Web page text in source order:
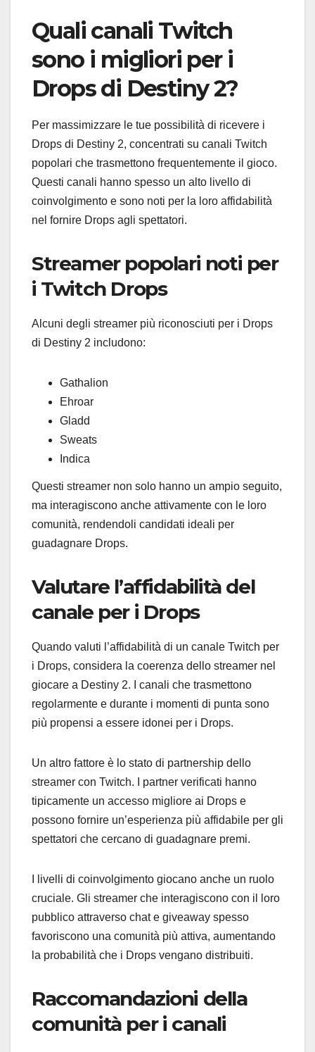
Quali canali Twitch
sono i migliori per i
Drops di Destiny 2?
Per massimizzare le tue possibilità di ricevere i
Drops di Destiny 2, concentrati su canali Twitch
popolari che trasmettono frequentemente il gioco.
Questi canali hanno spesso un alto livello di
coinvolgimento e sono noti per la loro affidabilità
nel fornire Drops agli spettatori.
Streamer popolari noti per
i Twitch Drops
Alcuni degli streamer più riconosciuti per i Drops
di Destiny 2 includono:
Gathalion
Ehroar
Gladd
Sweats
Indica
Questi streamer non solo hanno un ampio seguito,
ma interagiscono anche attivamente con le loro
comunità, rendendoli candidati ideali per
guadagnare Drops.
Valutare l’affidabilità del
canale per i Drops
Quando valuti l’affidabilità di un canale Twitch per
i Drops, considera la coerenza dello streamer nel
giocare a Destiny 2. I canali che trasmettono
regolarmente e durante i momenti di punta sono
più propensi a essere idonei per i Drops.
Un altro fattore è lo stato di partnership dello
streamer con Twitch. I partner verificati hanno
tipicamente un accesso migliore ai Drops e
possono fornire un’esperienza più affidabile per gli
spettatori che cercano di guadagnare premi.
I livelli di coinvolgimento giocano anche un ruolo
cruciale. Gli streamer che interagiscono con il loro
pubblico attraverso chat e giveaway spesso
favoriscono una comunità più attiva, aumentando
la probabilità che i Drops vengano distribuiti.
Raccomandazioni della
comunità per i canali